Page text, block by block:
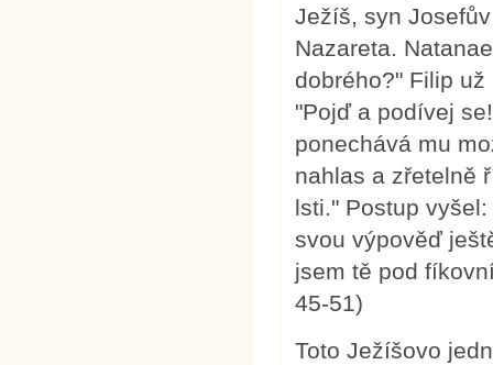
Ježíš, syn
Nazareta.
dobrého?" Filip
"Pojď a podívej
ponechává mu
nahlas a zřetelně
lsti." Postup
svou výpověď
jsem tě pod
45-51)
Toto Ježíšovo